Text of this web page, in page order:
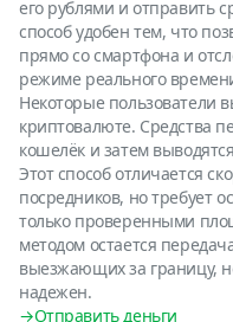
его рублями и отправить
способ удобен тем, что
прямо со смартфона и
режиме реального
Некоторые пользователи
криптовалюте. Средства
кошелёк и затем
Этот способ отличается
посредников, но требует
только проверенными
методом остается
выезжающих за границу,
надежен.
→Отправить деньги